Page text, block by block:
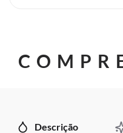
Descrição